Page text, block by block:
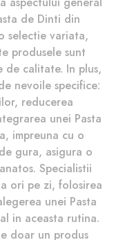
de Dinti din
selectie variata,
produsele sunt
de calitate. In plus,
nevoile specifice:
reducerea
unei Pasta
impreuna cu o
gura, asigura o
Specialistii
ori pe zi, folosirea
unei Pasta
in aceasta rutina.
doar un produs